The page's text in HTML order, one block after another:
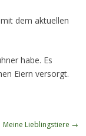
dem aktuellen
habe. Es
Eiern versorgt.
Meine Lieblingstiere →